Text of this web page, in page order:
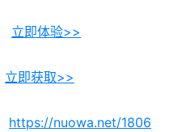
立即体验>>
立即获取>>
https://nuowa.net/1806